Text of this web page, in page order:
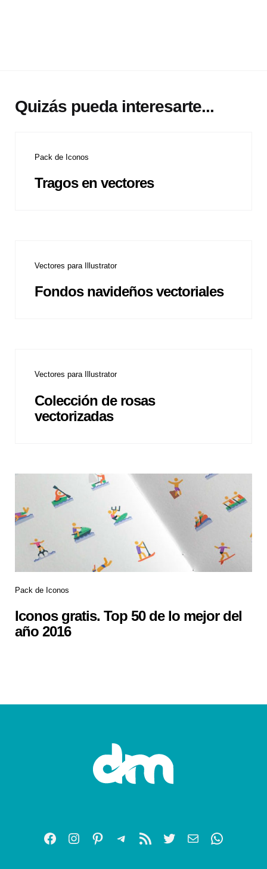
Quizás pueda interesarte...
Pack de Iconos
Tragos en vectores
Vectores para Illustrator
Fondos navideños vectoriales
Vectores para Illustrator
Colección de rosas
vectorizadas
Pack de Iconos
Iconos gratis. Top 50 de lo mejor del
año 2016